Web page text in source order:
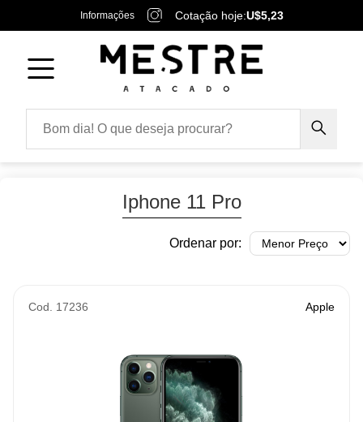
Informações Cotação hoje:U$5,23
Iphone 11 Pro
Ordenar por:
Cod. 17236 Apple